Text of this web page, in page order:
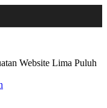
Website Lima Puluh